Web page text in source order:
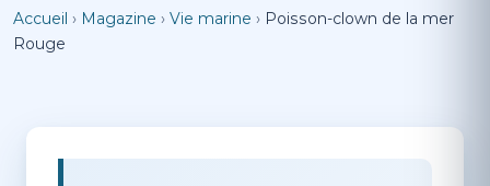
Accueil › Magazine › Vie marine › Poisson-clown de la mer
Rouge